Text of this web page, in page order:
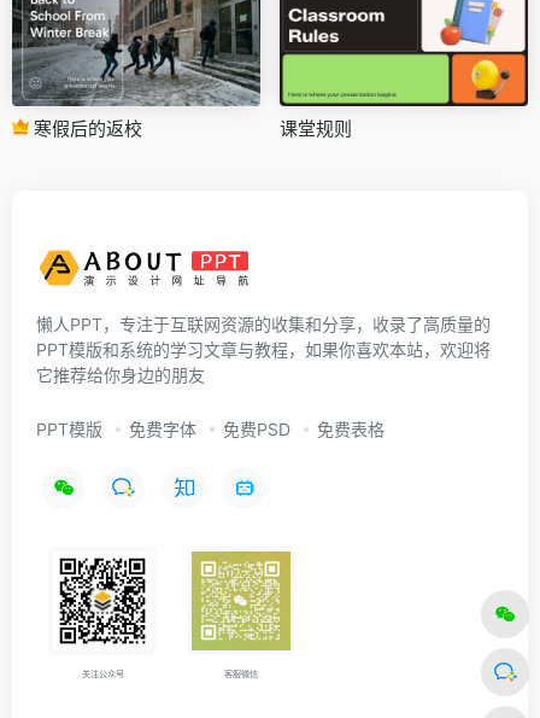
寒假后的返校 课堂规则
懒人PPT，专注于互联网资源的收集和分享，收录了高质量的
PPT模版和系统的学习文章与教程，如果你喜欢本站，欢迎将
它推荐给你身边的朋友
PPT模版 免费字体 免费PSD 免费表格
关注公众号 客服微信